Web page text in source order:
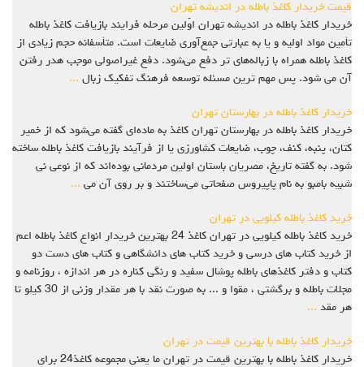
قیمت خریدار کاغذ باطله در اندیشه تهران
خریدار کاغذ باطله در اندیشه تهران اوّلین مرحله فرایند بازیافت کاغذ باطله
تأمین مواد اولیه و یا به عبارتی جمع‌آوری ضایعات است. متأسفانه حجم زیادی از
کاغذ باطله همراه با زباله‌های تر دفع می‌شود. دفع غیراصولی موجب هدر رفتن
آن می‌ شود. پس مهم‌ ترین مسئله توسعه فرهنگ تفکیک زبال ...
خریدار کاغذ باطله در بهارستان تهران
خریدار کاغذ باطله در بهارستان تهران کاغذ به ماده‌ای گفته می‌شود که از خمیر
کتان، پنبه، کنف، چوب، ضایعات کشاورزی یا از فرآیند بازیافت کاغذ باطله ساخته
شود. به گفته تاریخ، مصریان باستان اولین مردمانی بوده‌اند که از نوعی نی
شبیه بامبو به نام پاپیروس صفحاتی می‌ساختند و بر روی آن می ...
خرید کاغذ باطله کیلویی در تهران
خرید کاغذ باطله کیلویی در تهران کاغذ 24 بهترين خريدار انواع کاغذ باطله اعم
از خرید کتاب های درسی و خرید کتاب های دانشگاهی و کتاب های دست دو
کتاب و دفتر کاغذهاي باطله پوشال سفيد و رنگي کناره در هر اندازه ، روزنامه و
مجلات باطله و برگشتی ، مقوا و ... به صورت نقد با هر مقدار وزنی از 30 کیلو تا
هر مقد ...
خریدار کاغذ باطله با بهترین قیمت در تهران
خریدار کاغذ باطله با بهترین قیمت در تهران ما یعنی مجموعه کاغذ24 برای